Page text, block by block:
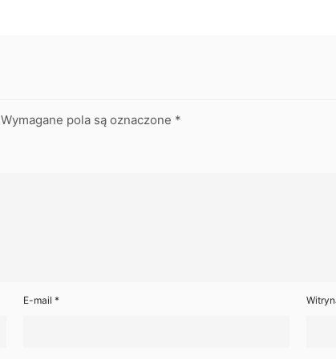
Wymagane pola są oznaczone *
E-mail *